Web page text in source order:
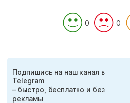
0 0
Подпишись на наш канал в
Telegram
– быстро, бесплатно и без
рекламы